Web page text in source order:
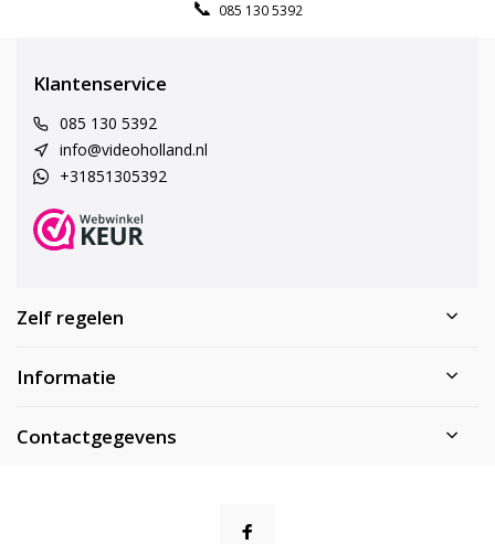
085 130 5392
Klantenservice
085 130 5392
info@videoholland.nl
+31851305392
Zelf regelen
Informatie
Contactgegevens